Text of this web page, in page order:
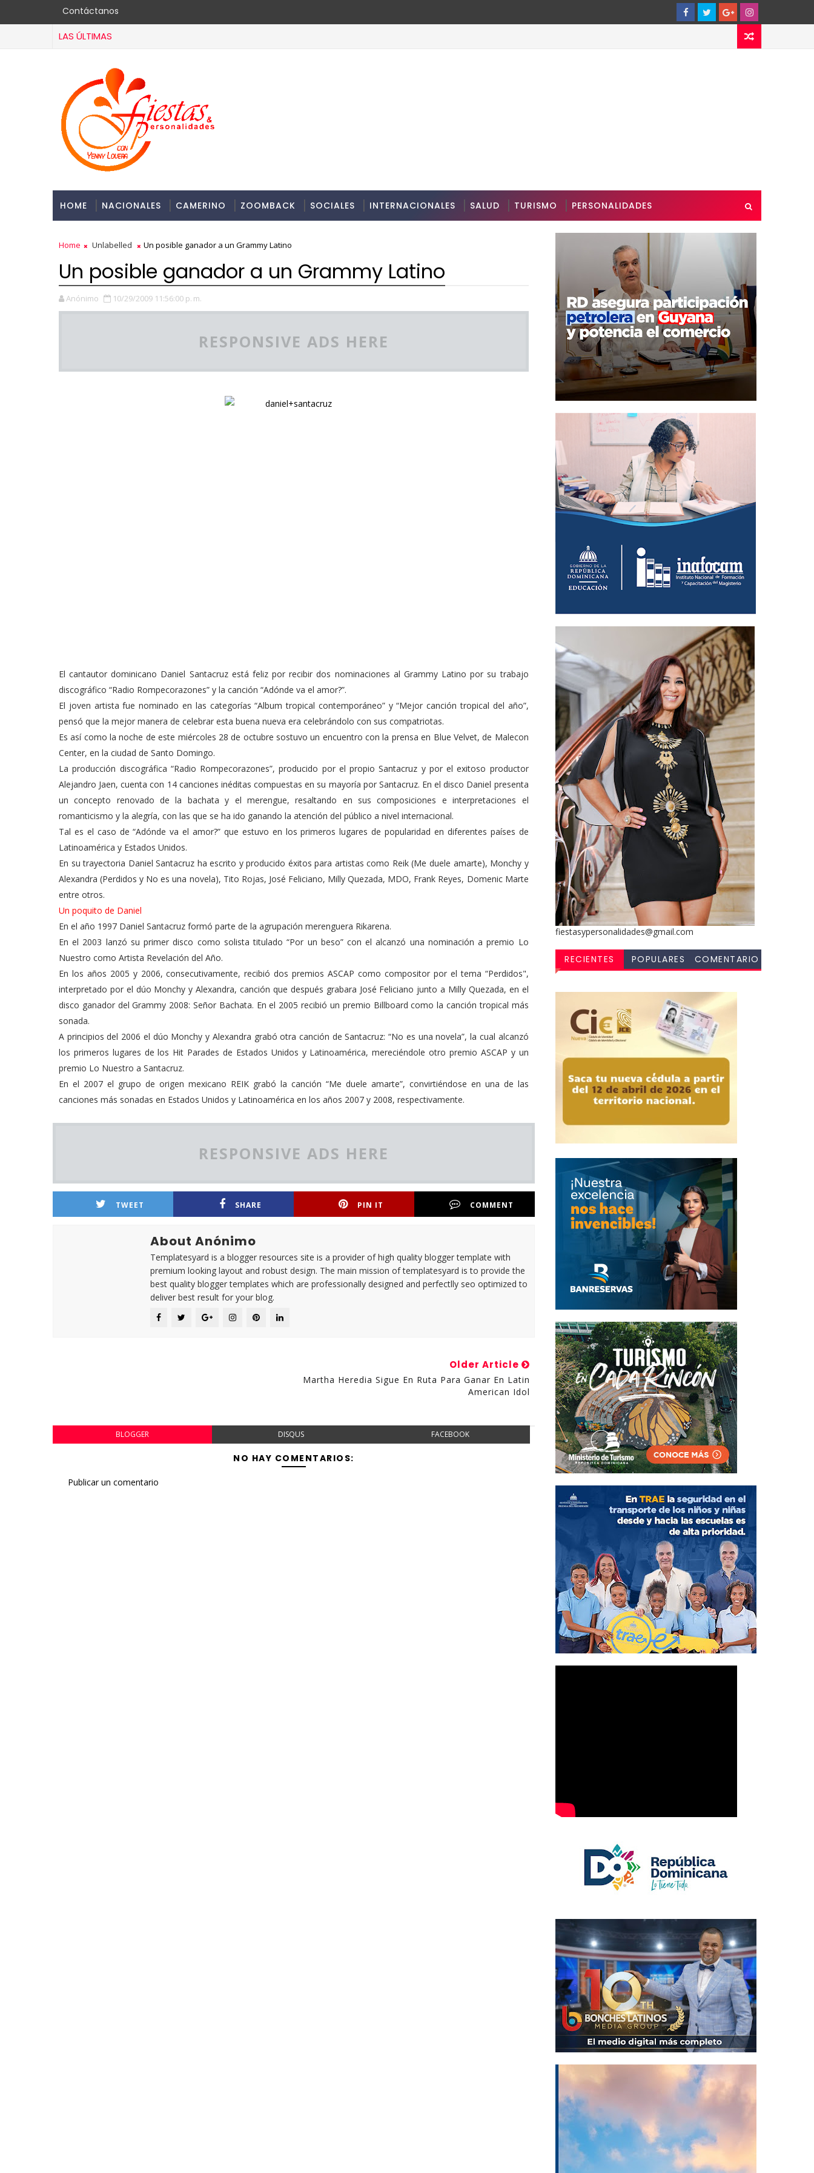
Contáctanos
LAS ÚLTIMAS
HOME NACIONALES CAMERINO ZOOMBACK SOCIALES INTERNACIONALES SALUD TURISMO PERSONALIDADES
Home Unlabelled Un posible ganador a un Grammy Latino
Un posible ganador a un Grammy Latino
Anónimo 10/29/2009 11:56:00 p. m.
RESPONSIVE ADS HERE
El cantautor dominicano Daniel Santacruz está feliz por recibir dos nominaciones al Grammy Latino por su trabajo
discográfico “Radio Rompecorazones” y la canción “Adónde va el amor?”.
El joven artista fue nominado en las categorías “Album tropical contemporáneo” y “Mejor canción tropical del año”,
pensó que la mejor manera de celebrar esta buena nueva era celebrándolo con sus compatriotas.
Es así como la noche de este miércoles 28 de octubre sostuvo un encuentro con la prensa en Blue Velvet, de Malecon
Center, en la ciudad de Santo Domingo.
La producción discográfica “Radio Rompecorazones”, producido por el propio Santacruz y por el exitoso productor
Alejandro Jaen, cuenta con 14 canciones inéditas compuestas en su mayoría por Santacruz. En el disco Daniel presenta
un concepto renovado de la bachata y el merengue, resaltando en sus composiciones e interpretaciones el
romanticismo y la alegría, con las que se ha ido ganando la atención del público a nivel internacional.
Tal es el caso de “Adónde va el amor?” que estuvo en los primeros lugares de popularidad en diferentes países de
Latinoamérica y Estados Unidos.
En su trayectoria Daniel Santacruz ha escrito y producido éxitos para artistas como Reik (Me duele amarte), Monchy y
Alexandra (Perdidos y No es una novela), Tito Rojas, José Feliciano, Milly Quezada, MDO, Frank Reyes, Domenic Marte
entre otros.
Un poquito de Daniel
En el año 1997 Daniel Santacruz formó parte de la agrupación merenguera Rikarena.
En el 2003 lanzó su primer disco como solista titulado “Por un beso” con el alcanzó una nominación a premio Lo
Nuestro como Artista Revelación del Año.
En los años 2005 y 2006, consecutivamente, recibió dos premios ASCAP como compositor por el tema “Perdidos",
interpretado por el dúo Monchy y Alexandra, canción que después grabara José Feliciano junto a Milly Quezada, en el
disco ganador del Grammy 2008: Señor Bachata. En el 2005 recibió un premio Billboard como la canción tropical más
sonada.
A principios del 2006 el dúo Monchy y Alexandra grabó otra canción de Santacruz: “No es una novela”, la cual alcanzó
los primeros lugares de los Hit Parades de Estados Unidos y Latinoamérica, mereciéndole otro premio ASCAP y un
premio Lo Nuestro a Santacruz.
En el 2007 el grupo de origen mexicano REIK grabó la canción “Me duele amarte”, convirtiéndose en una de las
canciones más sonadas en Estados Unidos y Latinoamérica en los años 2007 y 2008, respectivamente.
RESPONSIVE ADS HERE
TWEET SHARE PIN IT COMMENT
About Anónimo
Templatesyard is a blogger resources site is a provider of high quality blogger template with
premium looking layout and robust design. The main mission of templatesyard is to provide the
best quality blogger templates which are professionally designed and perfectlly seo optimized to
deliver best result for your blog.
Older Article
Martha Heredia Sigue En Ruta Para Ganar En Latin
American Idol
BLOGGER DISQUS FACEBOOK
NO HAY COMENTARIOS:
Publicar un comentario
fiestasypersonalidades@gmail.com
RECIENTES POPULARES
COMENTARIO